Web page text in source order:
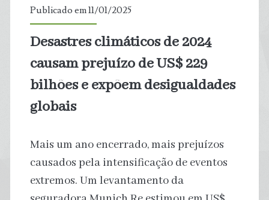
e
da
campo
Publicado em 11/01/2025
Desastres climáticos de 2024
causam prejuízo de US$ 229
bilhões e expõem desigualdades
globais
Mais um ano encerrado, mais prejuízos
causados pela intensificação de eventos
extremos. Um levantamento da